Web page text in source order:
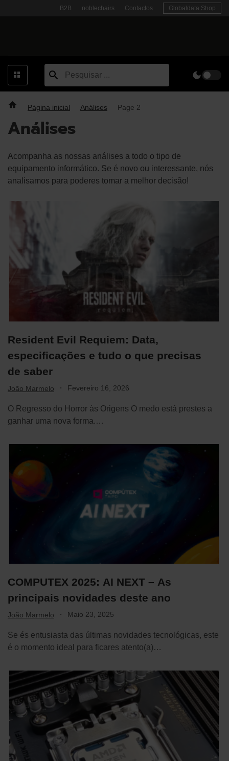
B2B noblechairs Contactos Globaldata Shop
Página inicial Análises Page 2
Análises
Acompanha as nossas análises a todo o tipo de
equipamento informático. Se é novo ou interessante, nós
analisamos para poderes tomar a melhor decisão!
Resident Evil Requiem: Data,
especificações e tudo o que precisas
de saber
João Marmelo · Fevereiro 16, 2026
O Regresso do Horror às Origens O medo está prestes a
ganhar uma nova forma.…
COMPUTEX 2025: AI NEXT – As
principais novidades deste ano
João Marmelo · Maio 23, 2025
Se és entusiasta das últimas novidades tecnológicas, este
é o momento ideal para ficares atento(a)…